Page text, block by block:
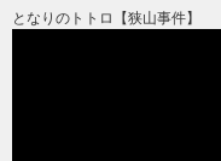
となりのトトロ【狭山事件】